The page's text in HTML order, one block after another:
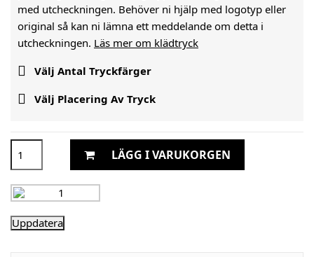
med utcheckningen. Behöver ni hjälp med logotyp eller
original så kan ni lämna ett meddelande om detta i
utcheckningen. Läs mer om klädtryck
 Välj Antal Tryckfärger
 Välj Placering Av Tryck
LÄGG I VARUKORGEN